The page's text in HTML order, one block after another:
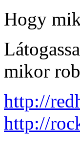
Hogy
mikor
http://
http://